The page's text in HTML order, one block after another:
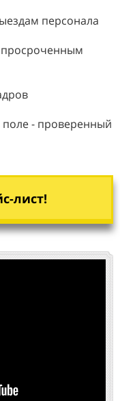
персонала
просроченным
поле - проверенный
лист!